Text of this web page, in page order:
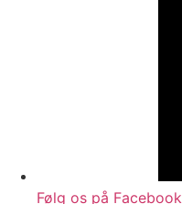
Følg os på Facebook